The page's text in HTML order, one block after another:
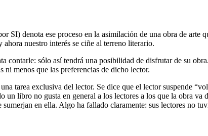
SI) denota ese proceso en la asimilación de una obra de arte
nuestro interés se ciñe al terreno literario.
sólo así tendrá una posibilidad de disfrutar de su
menos que las preferencias de dicho lector.
tarea exclusiva del lector. Se dice que el lector suspende
libro no gusta en general a los lectores a los que la obra
en ella. Algo ha fallado claramente: sus lectores no